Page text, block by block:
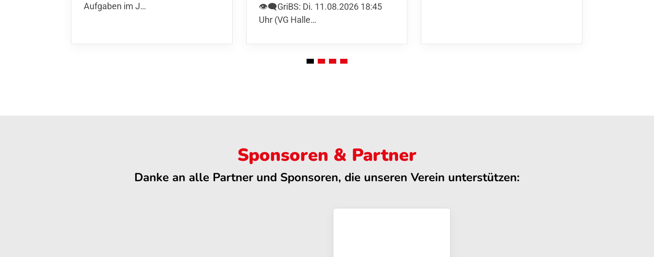
Aufgaben im J…
👁️‍🗨️GriBS: Di. 11.08.2026 18:45
Uhr (VG Halle…
Sponsoren & Partner
Danke an alle Partner und Sponsoren, die unseren Verein unterstützen: